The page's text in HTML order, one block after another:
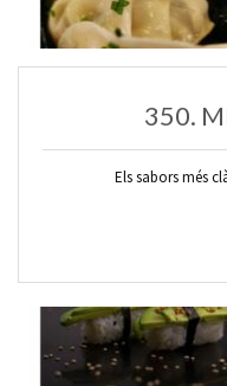
350.
Els sabors més